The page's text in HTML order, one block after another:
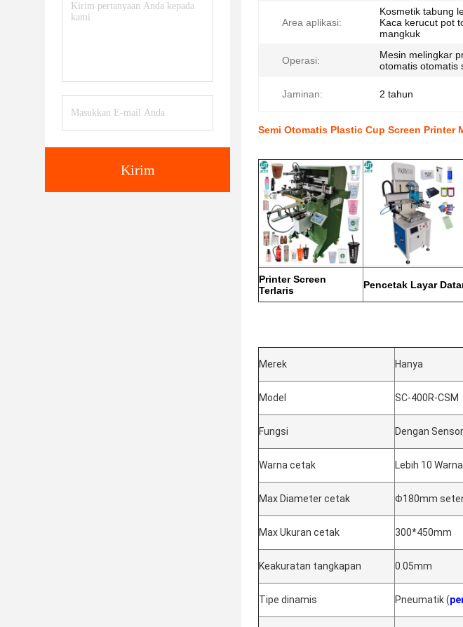
Kirim
Area aplikasi:
Kosmetik tabung
Kaca kerucut pot
mangkuk
Operasi:
Mesin melingkar
otomatis otomatis
Jaminan: 2 tahun
Semi Otomatis Plastic Cup Screen Printer
Printer Screen
Terlaris
Pencetak Layar
Merek Hanya
Model SC-400R-CSM
Fungsi Dengan
Warna cetak Lebih 10
Max Diameter cetak Φ180mm
Max Ukuran cetak 300*450mm
Keakuratan tangkapan 0.05mm
Tipe dinamis Pneumatik (